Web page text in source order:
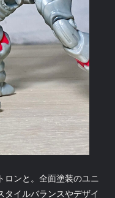
ロンと。全面塗装のユニ
イルバランスやデザイ